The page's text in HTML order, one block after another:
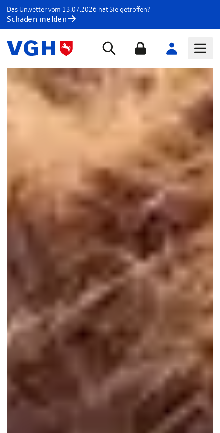
Das Unwetter vom 13.07.2026 hat Sie getroffen?
Schaden melden